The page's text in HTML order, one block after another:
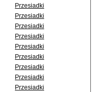
Przesiadki
Przesiadki
Przesiadki
Przesiadki
Przesiadki
Przesiadki
Przesiadki
Przesiadki
Przesiadki